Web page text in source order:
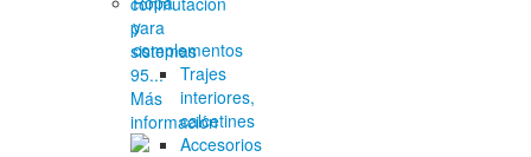
y
complementos
Trajes
interiores,
calcetines
Accesorios
para
sistemas
95...
Más
información